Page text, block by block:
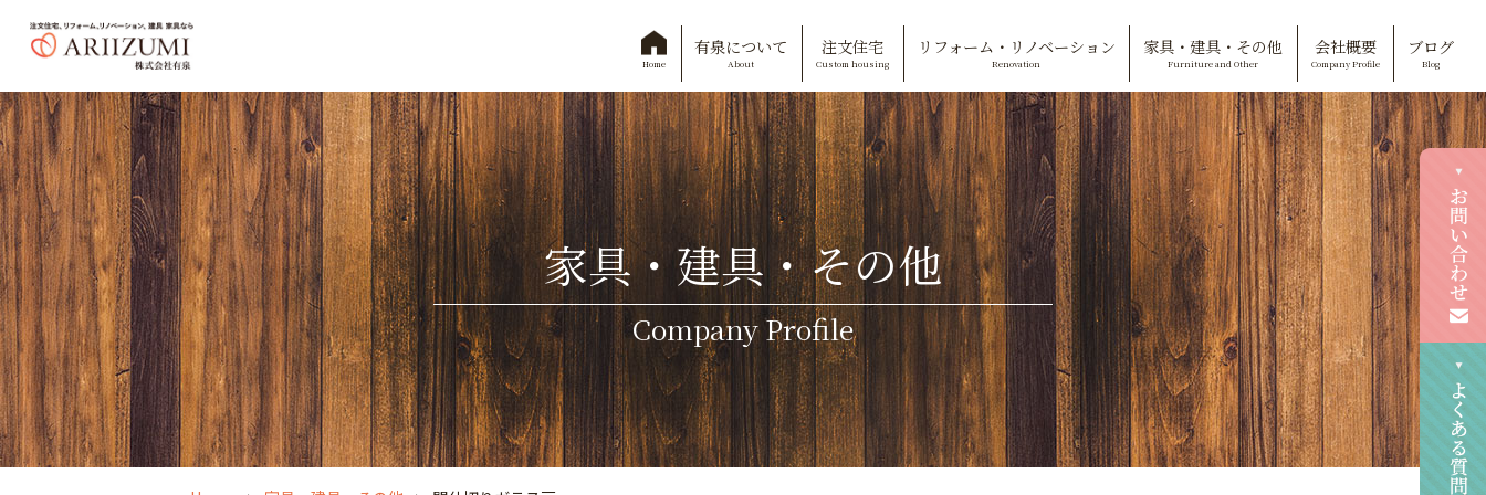
Home
有泉について
About
注文住宅
Custom housing
リフォーム・リノベーション
Renovation
家具・建具・その他
Furniture and Other
会社概要
Company Profile
ブログ
Blog
家具・建具・その他
Company Profile